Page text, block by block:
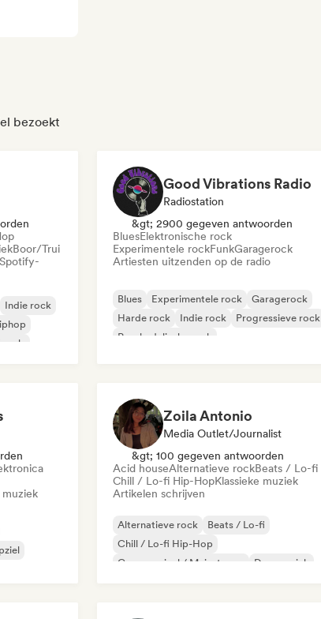
bezoekt
Boor/Trui
Indie rock
Good Vibrations Radio
Radiostation
&gt; 2900 gegeven antwoorden
BluesElektronische rock
Experimentele rockFunkGaragerock
Artiesten uitzenden op de radio
Blues Experimentele rock
Garagerock
Harde rock
Indie rock
Progressieve rock
Psychedelische rock
Zoila Antonio
Media Outlet/Journalist
&gt; 100 gegeven antwoorden
Acid houseAlternatieve rockBeats / Lo-fi
Chill / Lo-fi Hip-HopKlassieke muziek
Artikelen schrijven
Alternatieve rock
Beats / Lo-fi
Chill / Lo-fi Hip-Hop
Commercieel / Mainstream
Dansmuziek